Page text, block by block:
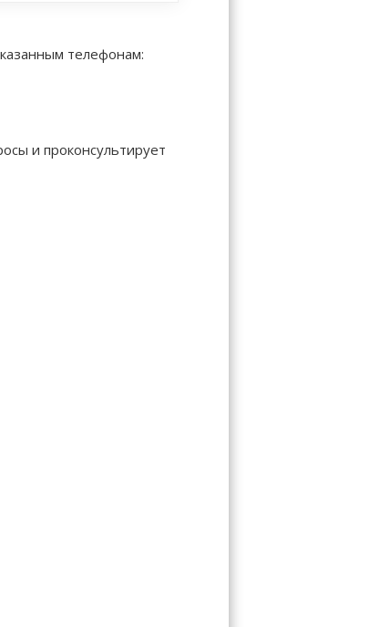
телефонам:
и проконсультирует